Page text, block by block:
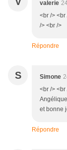
valerie
<br />
/> <br />
Répondre
S Simone
<br />
et bonne
Répondre